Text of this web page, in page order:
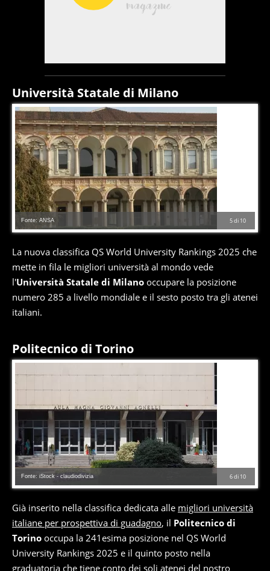
Università Statale di Milano
5di 10
Fonte: ANSA
La nuova classifica QS World University Rankings 2025 che
mette in fila le migliori università al mondo vede
l'Università Statale di Milano occupare la posizione
numero 285 a livello mondiale e il sesto posto tra gli atenei
italiani.
Politecnico di Torino
6di 10
Fonte: iStock - claudiodivizia
Già inserito nella classifica dedicata alle migliori università
italiane per prospettiva di guadagno, il Politecnico di
Torino occupa la 241esima posizione nel QS World
University Rankings 2025 e il quinto posto nella
graduatoria che tiene conto dei soli atenei del nostro